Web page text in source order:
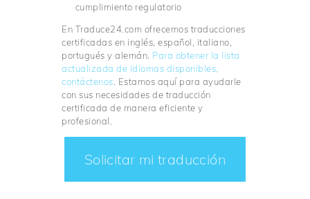
cumplimiento regulatorio
En Traduce24.com ofrecemos traducciones
certificadas en inglés, español, italiano,
portugués y alemán. Para obtener la lista
actualizada de idiomas disponibles,
contáctenos . Estamos aquí para ayudarle
con sus necesidades de traducción
certificada de manera eficiente y
profesional.
Solicitar mi traducción